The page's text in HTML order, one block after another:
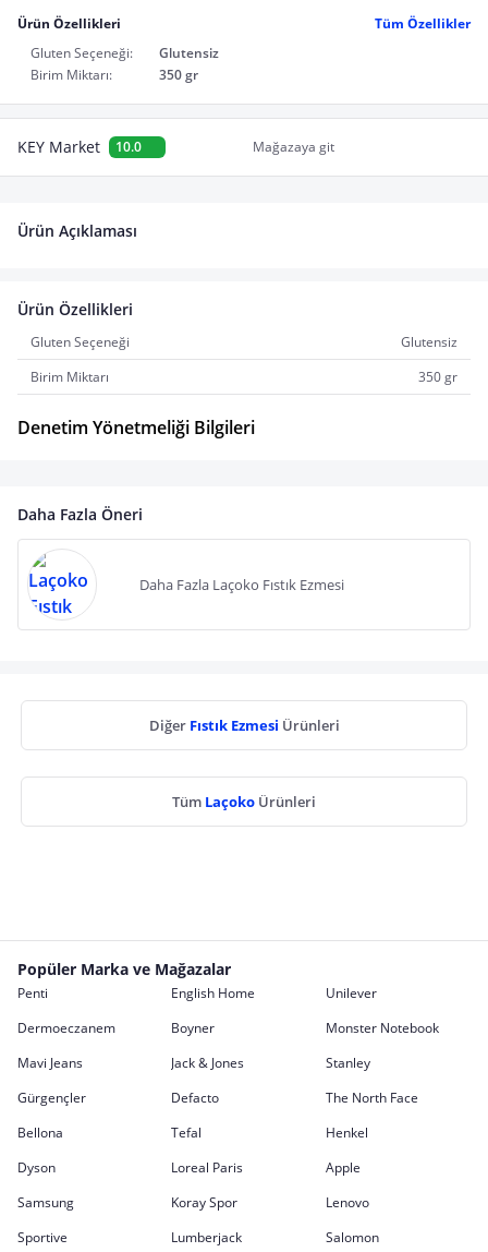
Ürün Özellikleri
Tüm Özellikler
Gluten Seçeneği:
Glutensiz
Birim Miktarı:
350 gr
KEY Market 10.0 Mağazaya git
Ürün Açıklaması
Ürün Özellikleri
Gluten Seçeneği
Glutensiz
Birim Miktarı
350 gr
Denetim Yönetmeliği Bilgileri
Daha Fazla Öneri
Daha Fazla Laçoko Fıstık Ezmesi
Diğer Fıstık Ezmesi Ürünleri
Tüm Laçoko Ürünleri
Popüler Marka ve Mağazalar
Penti English Home
Unilever
Dermoeczanem
Boyner
Monster Notebook
Mavi Jeans
Jack & Jones
Stanley
Gürgençler
Defacto
The North Face
Bellona
Tefal
Henkel
Dyson
Loreal Paris
Apple
Samsung
Koray Spor
Lenovo
Sportive
Lumberjack Salomon